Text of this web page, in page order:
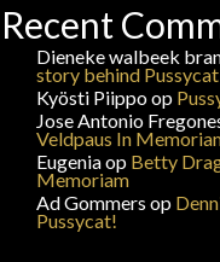
Recent
Dieneke walbeek
story behind
Kyösti Piippoop
Jose Antonio
Veldpaus In
Eugeniaop Betty
Memoriam
Ad Gommers op
Pussycat!